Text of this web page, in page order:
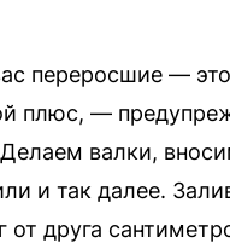
переросшие —
плюс, —
валки,
и так далее.
друга